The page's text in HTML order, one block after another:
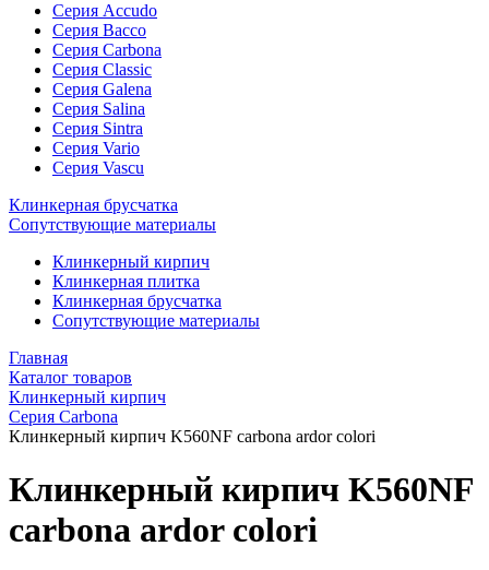
Cерия Accudo
Cерия Bacco
Cерия Carbona
Cерия Classic
Серия Galena
Cерия Salina
Cерия Sintra
Cерия Vario
Cерия Vascu
Клинкерная брусчатка
Сопутствующие материалы
Клинкерный кирпич
Клинкерная плитка
Клинкерная брусчатка
Сопутствующие материалы
Главная
Каталог товаров
Клинкерный кирпич
Cерия Carbona
Клинкерный кирпич K560NF carbona ardor colori
Клинкерный кирпич K560NF
carbona ardor colori